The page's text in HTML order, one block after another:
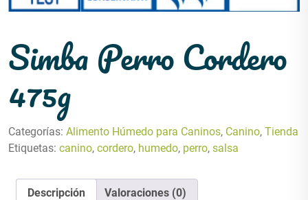
Simba Perro Cordero
475g
Categorías: Alimento Húmedo para Caninos, Canino, Tienda
Etiquetas: canino, cordero, humedo, perro, salsa
Descripción Valoraciones (0)